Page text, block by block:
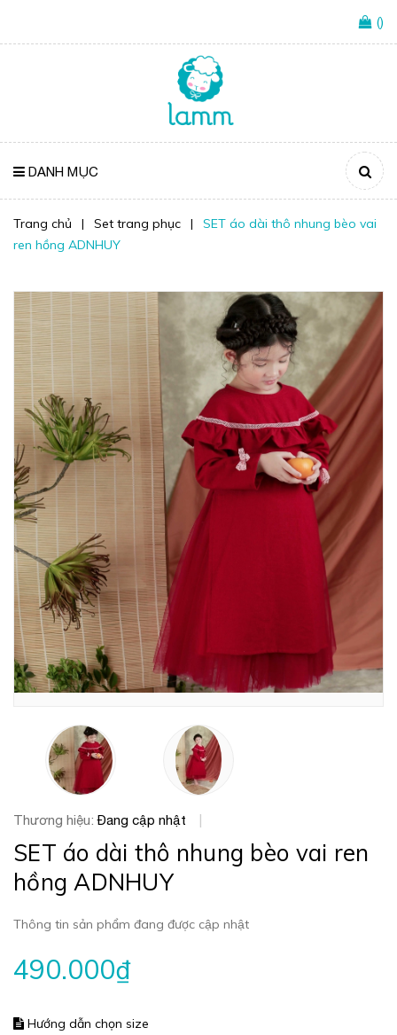
()
DANH MỤC
Trang chủ | Set trang phục |
SET áo dài thô nhung bèo vai
ren hồng ADNHUY
Thương hiệu:Đang cập nhật
SET áo dài thô nhung bèo vai ren
hồng ADNHUY
Thông tin sản phẩm đang được cập nhật
490.000₫
Hướng dẫn chọn size